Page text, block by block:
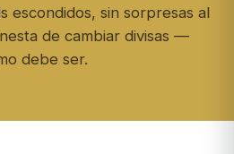
escondidos, sin sorpresas al
de cambiar divisas —
debe ser.